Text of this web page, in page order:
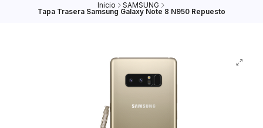
Inicio SAMSUNG
Tapa Trasera Samsung Galaxy Note 8 N950 Repuesto